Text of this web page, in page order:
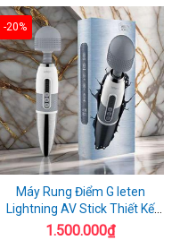
-20%
Máy Rung Điểm G leten
Lightning AV Stick Thiết Kế
Thông Minh
1.500.000₫